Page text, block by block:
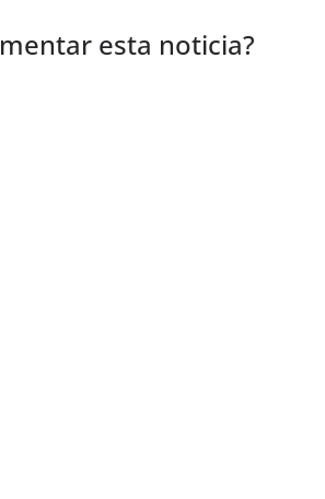
esta noticia?